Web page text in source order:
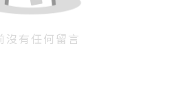
沒有任何留言